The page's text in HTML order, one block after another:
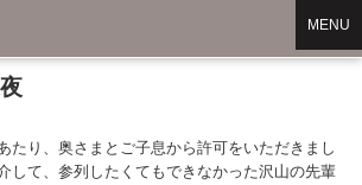
MENU
たり、奥さまとご子息から許可をいただきまし
して、参列したくてもできなかった沢山の先輩